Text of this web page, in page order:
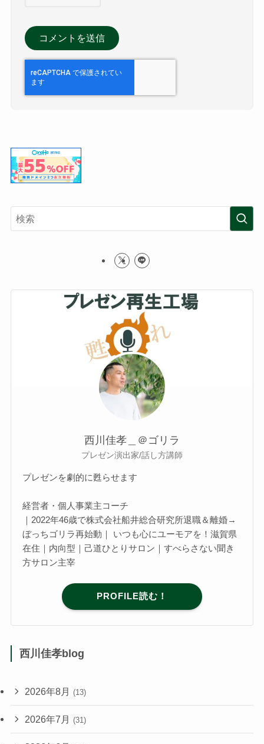
西川佳孝＿＠ゴリラ
プレゼン演出家/話し方講師
プレゼンを劇的に甦らせます
経営者・個人事業主コーチ
｜2022年46歳で株式会社船井総合研究所退職＆離婚→
ぼっちゴリラ再始動｜ いつも心にユーモアを！滋賀県
在住｜内向型｜己道ひとりサロン｜すべらさない聞き
方サロン主宰
PROFILE読む！
西川佳孝blog
2026年8月 (13)
2026年7月 (31)